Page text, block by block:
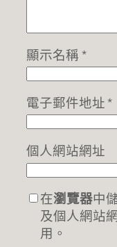
顯示名稱 *
電子郵件地址*
個人網站網址
在瀏覽器中
及個人網站
用。